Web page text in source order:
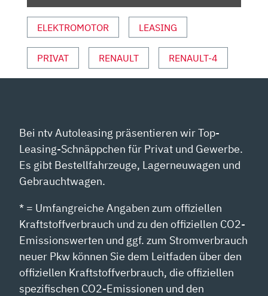
DER
IKONE?“
YOUTUBE
ANZEIGEN
ELEKTROMOTOR LEASING
PRIVAT RENAULT RENAULT-4
Bei ntv Autoleasing präsentieren wir Top-
Leasing-Schnäppchen für Privat und Gewerbe.
Es gibt Bestellfahrzeuge, Lagerneuwagen und
Gebrauchtwagen.
* = Umfangreiche Angaben zum offiziellen
Kraftstoffverbrauch und zu den offiziellen CO2-
Emissionswerten und ggf. zum Stromverbrauch
neuer Pkw können Sie dem Leitfaden über den
offiziellen Kraftstoffverbrauch, die offiziellen
spezifischen CO2-Emissionen und den